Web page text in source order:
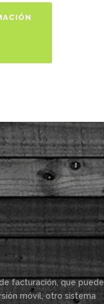
facturación, que puede
móvil, otro sistema